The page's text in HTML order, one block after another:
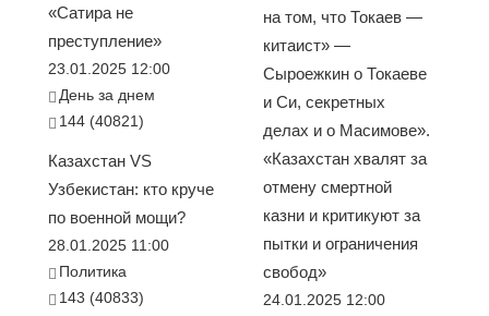
«Сатира не
преступление»
23.01.2025 12:00
День за днем
144 (40821)
Казахстан VS
Узбекистан: кто круче
по военной мощи?
28.01.2025 11:00
Политика
143 (40833)
на том, что Токаев —
китаист» —
Сыроежкин о Токаеве
и Си, секретных
делах и о Масимове».
«Казахстан хвалят за
отмену смертной
казни и критикуют за
пытки и ограничения
свобод»
24.01.2025 12:00